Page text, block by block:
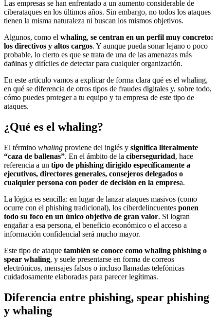
Las empresas se han enfrentado a un aumento considerable de
ciberataques en los últimos años. Sin embargo, no todos los ataques
tienen la misma naturaleza ni buscan los mismos objetivos.
Algunos, como el whaling, se centran en un perfil muy concreto:
los directivos y altos cargos. Y aunque pueda sonar lejano o poco
probable, lo cierto es que se trata de una de las amenazas más
dañinas y difíciles de detectar para cualquier organización.
En este artículo vamos a explicar de forma clara qué es el whaling,
en qué se diferencia de otros tipos de fraudes digitales y, sobre todo,
cómo puedes proteger a tu equipo y tu empresa de este tipo de
ataques.
¿Qué es el whaling?
El término whaling proviene del inglés y significa literalmente
“caza de ballenas”. En el ámbito de la ciberseguridad, hace
referencia a un tipo de phishing dirigido específicamente a
ejecutivos, directores generales, consejeros delegados o
cualquier persona con poder de decisión en la empresa.
La lógica es sencilla: en lugar de lanzar ataques masivos (como
ocurre con el phishing tradicional), los ciberdelincuentes ponen
todo su foco en un único objetivo de gran valor. Si logran
engañar a esa persona, el beneficio económico o el acceso a
información confidencial será mucho mayor.
Este tipo de ataque también se conoce como whaling phishing o
spear whaling, y suele presentarse en forma de correos
electrónicos, mensajes falsos o incluso llamadas telefónicas
cuidadosamente elaboradas para parecer legítimas.
Diferencia entre phishing, spear phishing
y whaling